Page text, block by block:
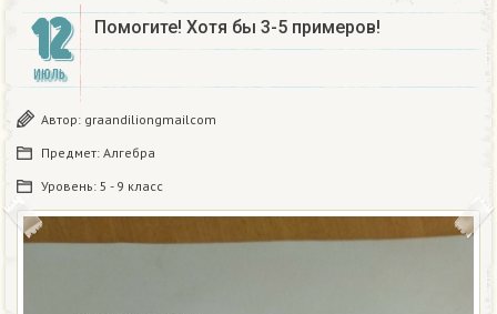
12
ИЮЛЬ
Помогите! Хотя бы 3-5 примеров!
Автор: graandiliongmailcom
Предмет: Алгебра
Уровень: 5 - 9 класс